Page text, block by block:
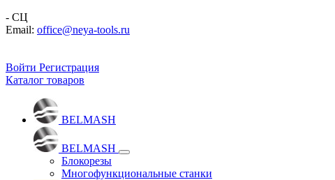
- СЦ
Email: office@neya-tools.ru
Войти Регистрация
Каталог товаров
BELMASH
BELMASH
Блокорезы
Многофункциональные станки